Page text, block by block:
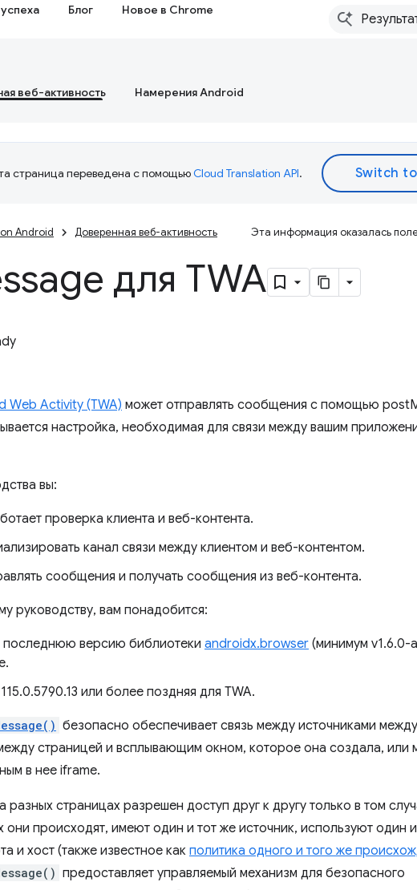
Блог Новое в Chrome
веб-активность Намерения Android
страница переведена с помощьюCloud Translation API.
Android Доверенная веб-активность Эта информация оказалась
для TWA
Web Activity (TWA) может отправлять сообщения с помощью
настройка, необходимая для связи между вашим
вы:
проверка клиента и веб-контента.
канал связи между клиентом и веб-контентом.
сообщения и получать сообщения из веб-контента.
руководству, вам понадобится:
последнюю версию библиотеки androidx.browser (минимум v1.6.0-
или более поздняя для TWA.
безопасно обеспечивает связь между источниками
страницей и всплывающим окном, которое она создала, или
в нее iframe.
страницах разрешен доступ друг к другу только в том
они происходят, имеют один и тот же источник, используют один
и хост (также известное какполитика одного и того же
предоставляет управляемый механизм для безопасного